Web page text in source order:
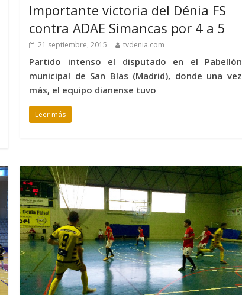
Importante victoria del Dénia FS
contra ADAE Simancas por 4 a 5
21 septiembre, 2015 tvdenia.com
Partido intenso el disputado en el Pabellón
municipal de San Blas (Madrid), donde una vez
más, el equipo dianense tuvo
Leer más